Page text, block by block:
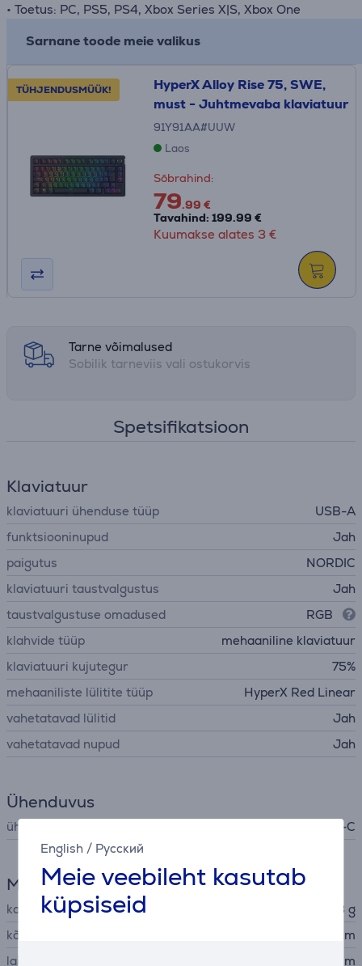
English / Русский
Meie veebileht kasutab
küpsiseid
• Toetus: PC, PS5, PS4, Xbox Series X|S, Xbox One
Sarnane toode meie valikus
TÜHJENDUSMÜÜK!
HyperX Alloy Rise 75, SWE,
must - Juhtmevaba klaviatuur
91Y91AA#UUW
Laos
Sõbrahind:
79.99 €
Tavahind: 199.99 €
Kuumakse alates 3 €
Tarne võimalused
Sobilik tarneviis vali ostukorvis
Spetsifikatsioon
Klaviatuur
klaviatuuri ühenduse tüüp
USB-A
funktsiooninupud
Jah
paigutus
NORDIC
klaviatuuri taustvalgustus
Jah
taustvalgustuse omadused
RGB
klahvide tüüp
mehaaniline klaviatuur
klaviatuuri kujutegur
75%
mehaaniliste lülitite tüüp
HyperX Red Linear
vahetatavad lülitid
Jah
vahetatavad nupud
Jah
Ühenduvus
ühendusliidese tüüp USB-C
Mõõtmed
kaal
943 g
kõrgus
4,89 cm
laius
33,08 cm